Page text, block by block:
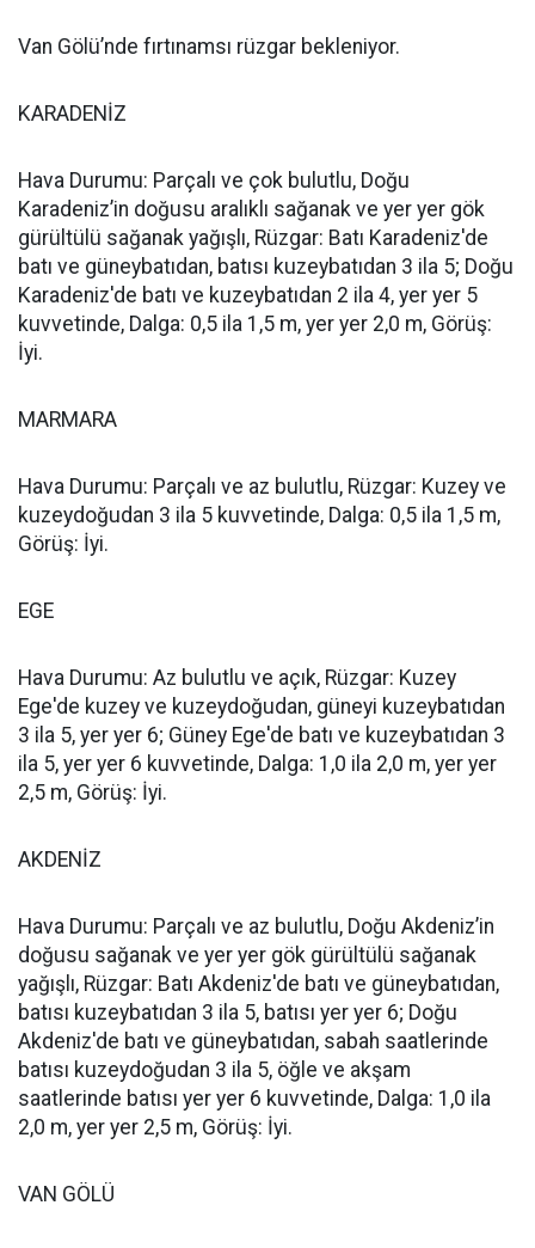
Van Gölü’nde fırtınamsı rüzgar bekleniyor.
KARADENİZ
Hava Durumu: Parçalı ve çok bulutlu, Doğu
Karadeniz’in doğusu aralıklı sağanak ve yer yer gök
gürültülü sağanak yağışlı, Rüzgar: Batı Karadeniz'de
batı ve güneybatıdan, batısı kuzeybatıdan 3 ila 5; Doğu
Karadeniz'de batı ve kuzeybatıdan 2 ila 4, yer yer 5
kuvvetinde, Dalga: 0,5 ila 1,5 m, yer yer 2,0 m, Görüş:
İyi.
MARMARA
Hava Durumu: Parçalı ve az bulutlu, Rüzgar: Kuzey ve
kuzeydoğudan 3 ila 5 kuvvetinde, Dalga: 0,5 ila 1,5 m,
Görüş: İyi.
EGE
Hava Durumu: Az bulutlu ve açık, Rüzgar: Kuzey
Ege'de kuzey ve kuzeydoğudan, güneyi kuzeybatıdan
3 ila 5, yer yer 6; Güney Ege'de batı ve kuzeybatıdan 3
ila 5, yer yer 6 kuvvetinde, Dalga: 1,0 ila 2,0 m, yer yer
2,5 m, Görüş: İyi.
AKDENİZ
Hava Durumu: Parçalı ve az bulutlu, Doğu Akdeniz’in
doğusu sağanak ve yer yer gök gürültülü sağanak
yağışlı, Rüzgar: Batı Akdeniz'de batı ve güneybatıdan,
batısı kuzeybatıdan 3 ila 5, batısı yer yer 6; Doğu
Akdeniz'de batı ve güneybatıdan, sabah saatlerinde
batısı kuzeydoğudan 3 ila 5, öğle ve akşam
saatlerinde batısı yer yer 6 kuvvetinde, Dalga: 1,0 ila
2,0 m, yer yer 2,5 m, Görüş: İyi.
VAN GÖLÜ